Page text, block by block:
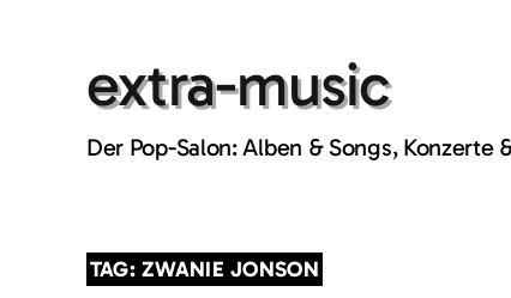
extra-music
Der Pop-Salon: Alben & Songs, Konzerte
TAG: ZWANIE JONSON